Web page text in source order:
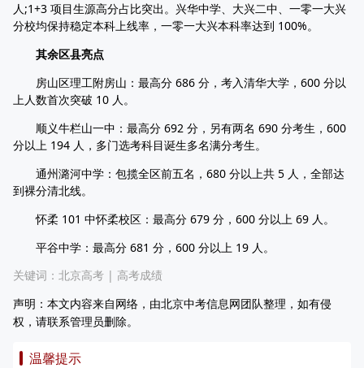
人;1+3 项目生源高分占比突出。兴华中学、大兴二中、一零一大兴
分校均保持稳定本科上线率，一零一大兴本科率达到 100%。
其余区县亮点
房山区理工附房山：最高分 686 分，考入清华大学，600 分以
上人数首次突破 10 人。
顺义牛栏山一中：最高分 692 分，另有两名 690 分考生，600
分以上 194 人，多门选考科目诞生多名满分考生。
通州潞河中学：包揽全区前五名，680 分以上共 5 人，全部达
到裸分清北线。
怀柔 101 中怀柔校区：最高分 679 分，600 分以上 69 人。
平谷中学：最高分 681 分，600 分以上 19 人。
关键词： 北京高考 | 高考成绩
声明：本文内容来自网络，由北京中考信息网团队整理，如有侵
权，请联系管理员删除。
温馨提示